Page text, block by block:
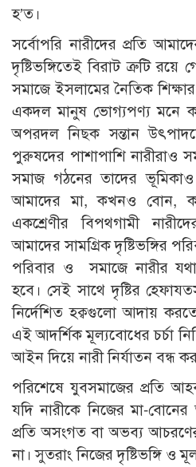
হ’ত।
সর্বোপরি নারীদের প্রতি
দৃষ্টিভঙ্গিতেই বিরাট ত্রুটি
সমাজে ইসলামের নৈতিক শিক্ষার
একদল মানুষ ভোগ্যপণ্য মনে
অপরদল নিছক সন্তান
পুরুষদের পাশাপাশি নারীরাও
সমাজ গঠনের তাদের
আমাদের মা, কখনও বোন,
একশ্রেণীর বিপথগামী
আমাদের সামগ্রিক দৃষ্টিভঙ্গির
পরিবার ও সমাজে নারীর
হবে। সেই সাথে দৃষ্টির
নির্দেশিত হক্বগুলো আদায়
এই আদর্শিক মূল্যবোধের চর্চা
আইন দিয়ে নারী নির্যাতন বন্ধ
পরিশেষে যুবসমাজের প্রতি
যদি নারীকে নিজের মা-
প্রতি অসংগত বা অভব্য
না। সুতরাং নিজের দৃষ্টিভঙ্গি ও